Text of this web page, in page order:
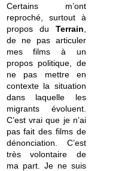
Certains m’ont
reproché, surtout à
propos du Terrain
de ne pas articuler
mes films à un
propos politique, de
ne pas mettre en
contexte la situation
dans laquelle les
migrants évoluent.
C’est vrai que je n’ai
pas fait des films de
dénonciation. C’est
très volontaire de
ma part. Je ne suis